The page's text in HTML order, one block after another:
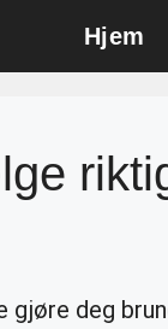
Hjem
gjøre deg